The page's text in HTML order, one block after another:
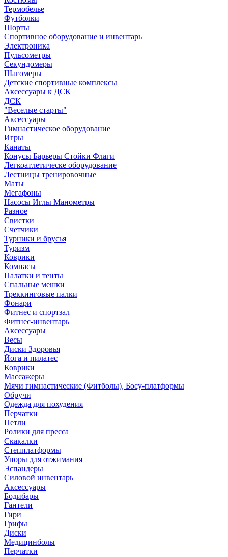
Термобелье
Футболки
Шорты
Спортивное оборудование и инвентарь
Электроника
Пульсометры
Секундомеры
Шагомеры
Детские спортивные комплексы
Аксессуары к ДСК
ДСК
"Веселые старты"
Аксессуары
Гимнастическое оборудование
Игры
Канаты
Конусы Барьеры Стойки Флаги
Легкоатлетическе оборудование
Лестницы тренировочные
Маты
Мегафоны
Насосы Иглы Манометры
Разное
Свистки
Счетчики
Турники и брусья
Туризм
Коврики
Компасы
Палатки и тенты
Спальные мешки
Треккинговые палки
Фонари
Фитнес и спортзал
Фитнес-инвентарь
Аксессуары
Весы
Диски Здоровья
Йога и пилатес
Коврики
Массажеры
Мячи гимнастические (Фитболы), Босу-платформы
Обручи
Одежда для похудения
Перчатки
Петли
Ролики для пресса
Скакалки
Степплатформы
Упоры для отжимания
Эспандеры
Силовой инвентарь
Аксессуары
Бодибары
Гантели
Гири
Грифы
Диски
Медицинболы
Перчатки